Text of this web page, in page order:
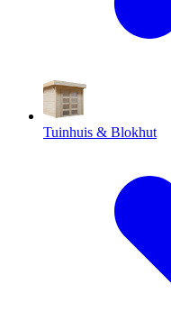
Tuinhuis & Blokhut